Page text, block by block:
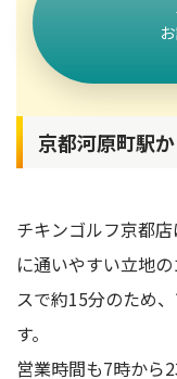
京都河原町駅
チキンゴルフ京都店
に通いやすい立地
スで約15分のため
す。
営業時間も7時から